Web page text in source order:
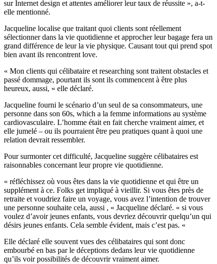
sur Internet design et attentes améliorer leur taux de réussite », a-t-
elle mentionné.
Jacqueline localise que traitant quoi clients sont réellement
sélectionner dans la vie quotidienne et approcher leur bagage fera un
grand différence de leur la vie physique. Causant tout qui prend spot
bien avant ils rencontrent love.
« Mon clients qui célibataire et researching sont traitent obstacles et
passé dommage, pourtant ils sont ils commencent à être plus
heureux, aussi, « elle déclaré.
Jacqueline fourni le scénario d’un seul de sa consommateurs, une
personne dans son 60s, which a la femme informations au système
cardiovasculaire. L’homme était en fait cherche vraiment aimer, et
elle jumelé – ou ils pourraient être peu pratiques quant à quoi une
relation devrait ressembler.
Pour surmonter cet difficulté, Jacqueline suggère célibataires est
raisonnables concernant leur propre vie quotidienne.
« réfléchissez où vous êtes dans la vie quotidienne et qui être un
supplément à ce. Folks get impliqué à vieillir. Si vous êtes près de
retraite et voudriez faire un voyage, vous avez l’intention de trouver
une personne souhaite cela, aussi , « Jacqueline déclaré. « si vous
voulez d’avoir jeunes enfants, vous devriez découvrir quelqu’un qui
désirs jeunes enfants. Cela semble évident, mais c’est pas. «
Elle déclaré elle souvent vues des célibataires qui sont donc
embourbé en bas par le déceptions dedans leur vie quotidienne
qu’ils voir possibilités de découvrir vraiment aimer.